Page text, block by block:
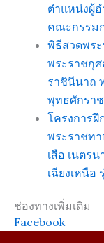
ตำแหน่งผู้
คณะกรรม
พิธีสวดพร
พระราชกุศ
ราชินีนาถ
พุทธศักราช
โครงการ
พระราชท
เสือ เนตร
เฉียงเหนือ
ช่องทางเพิ่มเติม
Facebook